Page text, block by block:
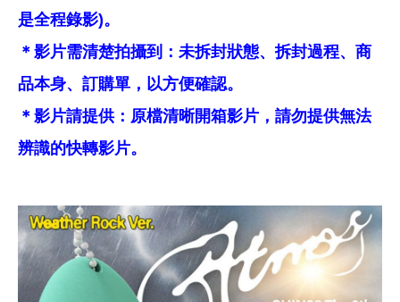
是全程錄影)。
＊影片需清楚拍攝到：未拆封狀態、拆封過程、商
品本身、訂購單，以方便確認。
＊影片請提供：原檔清晰開箱影片，請勿提供無法
辨識的快轉影片。